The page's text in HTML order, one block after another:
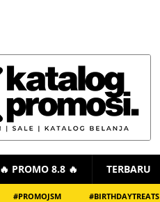
🔥 PROMO 8.8 🔥 TERBARU
#PROMOJSM #BIRTHDAYTREATS